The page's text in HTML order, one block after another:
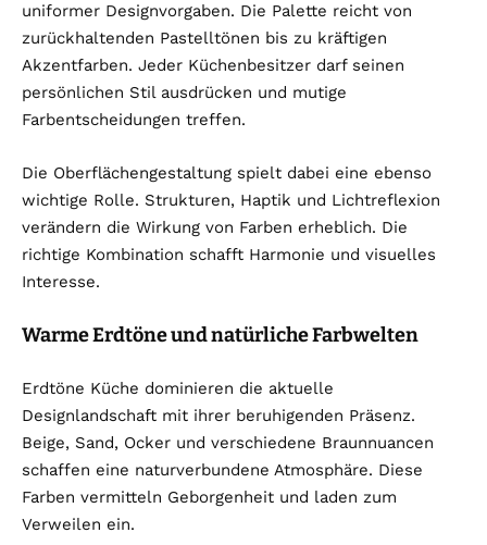
uniformer Designvorgaben. Die Palette reicht von
zurückhaltenden Pastelltönen bis zu kräftigen
Akzentfarben. Jeder Küchenbesitzer darf seinen
persönlichen Stil ausdrücken und mutige
Farbentscheidungen treffen.
Die Oberflächengestaltung spielt dabei eine ebenso
wichtige Rolle. Strukturen, Haptik und Lichtreflexion
verändern die Wirkung von Farben erheblich. Die
richtige Kombination schafft Harmonie und visuelles
Interesse.
Warme Erdtöne und natürliche Farbwelten
Erdtöne Küche dominieren die aktuelle
Designlandschaft mit ihrer beruhigenden Präsenz.
Beige, Sand, Ocker und verschiedene Braunnuancen
schaffen eine naturverbundene Atmosphäre. Diese
Farben vermitteln Geborgenheit und laden zum
Verweilen ein.